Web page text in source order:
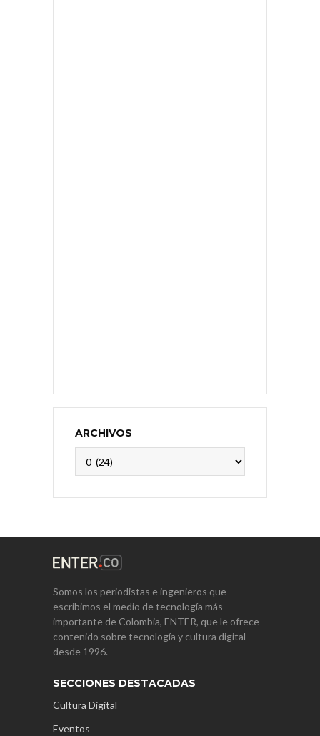
ARCHIVOS
Somos los periodistas e ingenieros que
escribimos el medio de tecnología más
importante de Colombia, ENTER, que le ofrece
contenido sobre tecnología y cultura digital
desde 1996.
SECCIONES DESTACADAS
Cultura Digital
Eventos